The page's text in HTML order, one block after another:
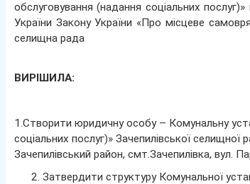
обслуговування (надання соціальних
України Закону України «Про місцеве
селищна рада
ВИРІШИЛА:
1.Створити юридичну особу – Комунальну
соціальних послуг)» Зачепилівської
Зачепилівський район, смт.Зачепилівка, вул.
Затвердити структуру Комунальної